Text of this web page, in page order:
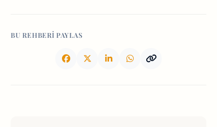
BU REHBERI PAYLAS